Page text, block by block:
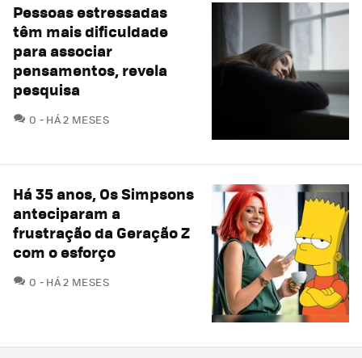
Pessoas estressadas
têm mais dificuldade
para associar
pensamentos, revela
pesquisa
0 COMENTÁRIOS
HÁ 2 MESES
Há 35 anos, Os Simpsons
anteciparam a
frustração da Geração Z
com o esforço
0 COMENTÁRIOS
HÁ 2 MESES